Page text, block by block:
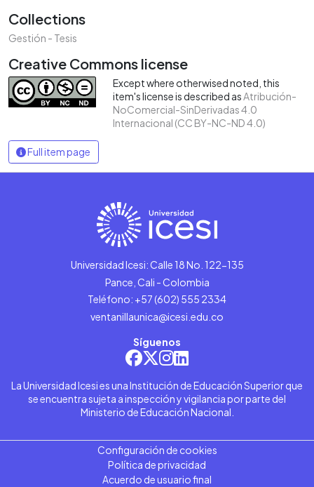
Collections
Gestión - Tesis
Creative Commons license
Except where otherwised noted, this
item's license is described asAtribución-
NoComercial-SinDerivadas 4.0
Internacional (CC BY-NC-ND 4.0)
Full item page
Universidad Icesi: Calle 18 No. 122-135
Pance, Cali - Colombia
Teléfono: +57 (602) 555 2334
ventanillaunica@icesi.edu.co
Síguenos
La Universidad Icesi es una Institución de Educación Superior que
se encuentra sujeta a inspección y vigilancia por parte del
Ministerio de Educación Nacional.
Configuración de cookies
Política de privacidad
Acuerdo de usuario final